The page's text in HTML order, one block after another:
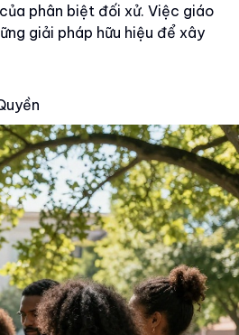
phân biệt đối xử. Việc giáo
giải pháp hữu hiệu để xây